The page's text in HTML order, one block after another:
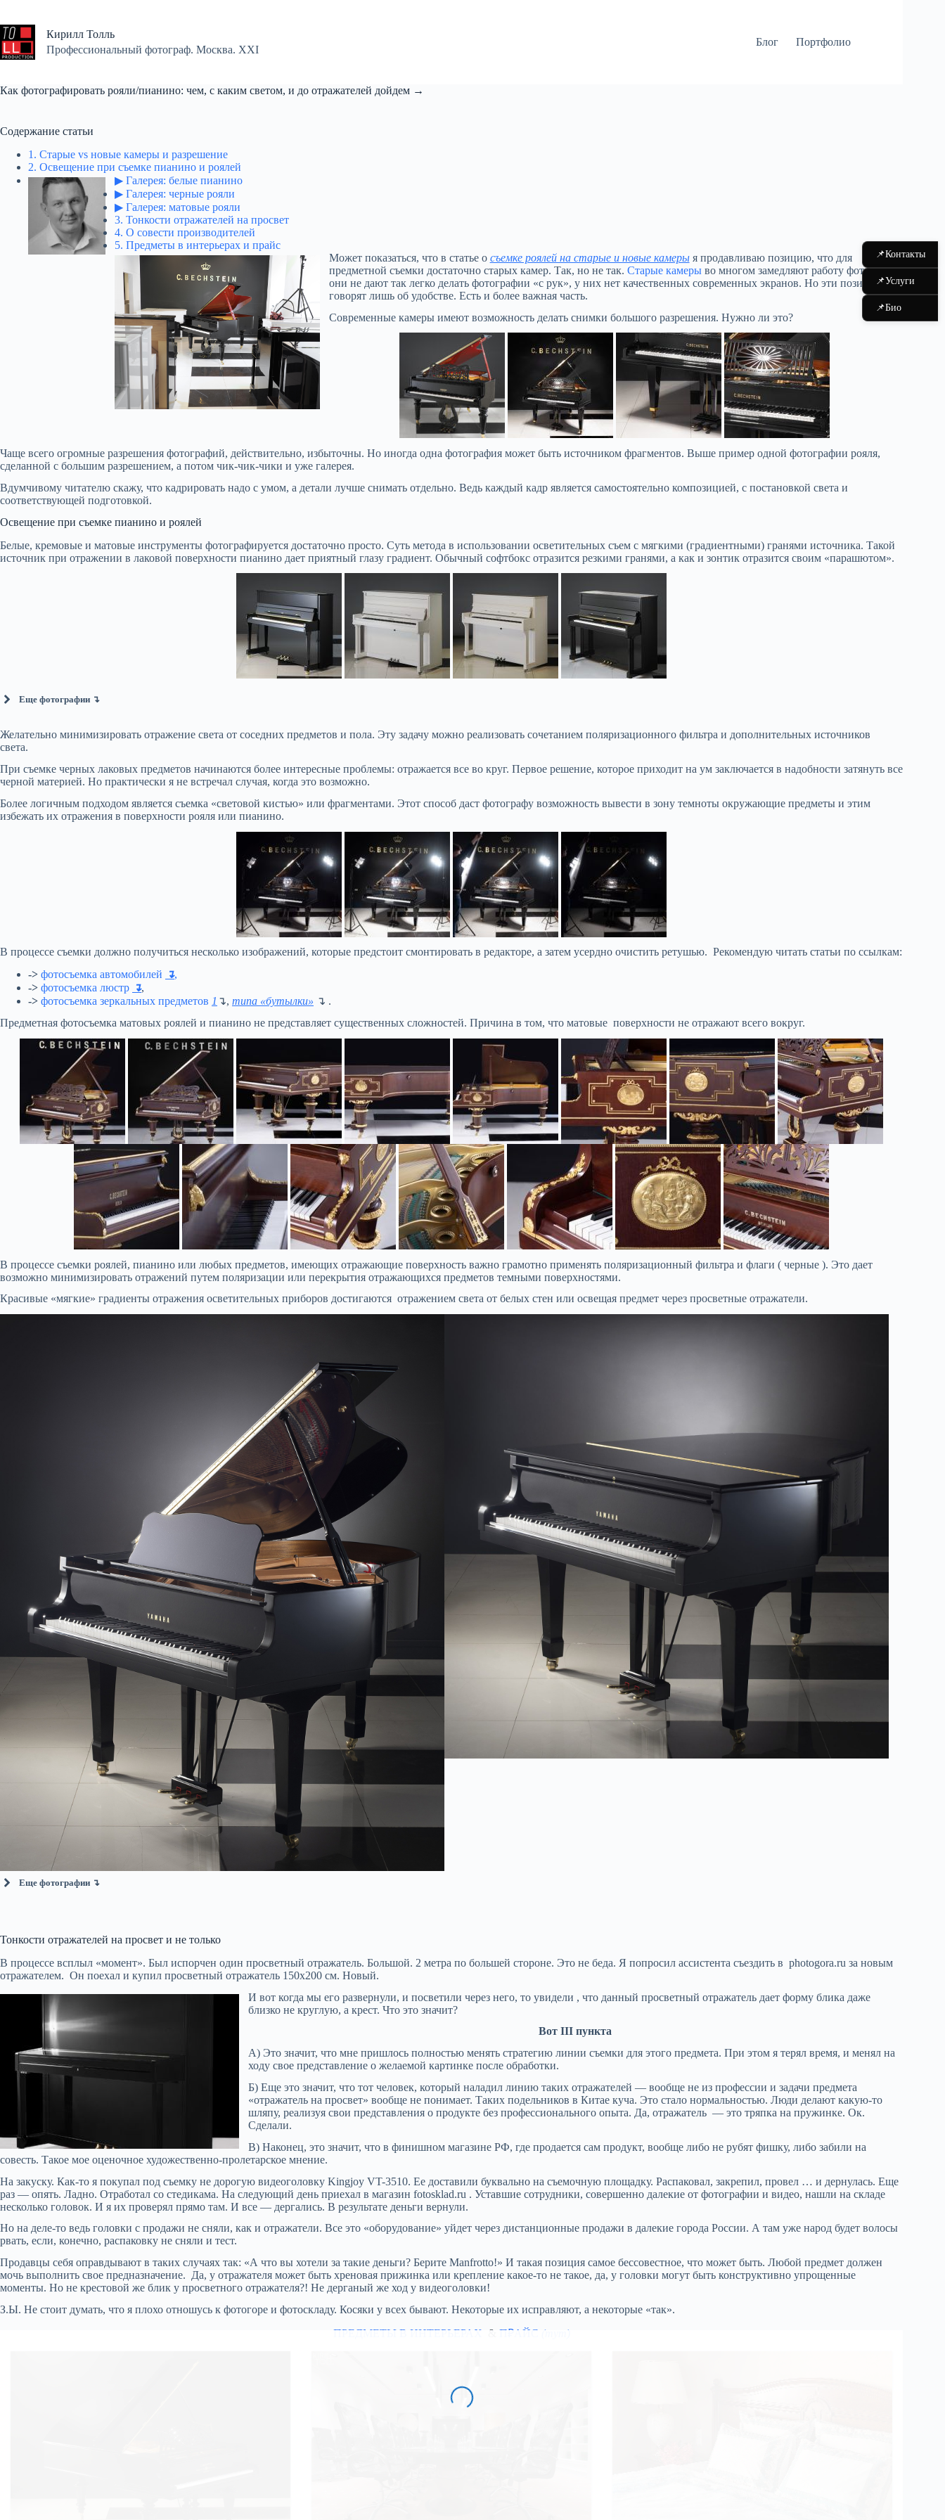
сути
Кирилл Толль
Профессиональный фотограф. Москва. XXI
Блог Портфолио
Как фотографировать рояли/пианино: чем, с каким светом, и до отражателей дойдем →
Содержание статьи
1. Старые vs новые камеры и разрешение
2. Освещение при съемке пианино и роялей
▶ Галерея: белые пианино
▶ Галерея: черные рояли
▶ Галерея: матовые рояли
3. Тонкости отражателей на просвет
4. О совести производителей
5. Предметы в интерьерах и прайс
Может показаться, что в статье о съемке роялей на старые и новые камерыя продавливаю позицию, что для
предметной съемки достаточно старых камер. Так, но не так. Старые камерыво многом замедляют работу фотографа:
они не дают так легко делать фотографии «с рук», у них нет качественных современных экранов. Но эти позиции
говорят лишь об удобстве. Есть и более важная часть.
Современные камеры имеют возможность делать снимки большого разрешения. Нужно ли это?
Чаще всего огромные разрешения фотографий, действительно, избыточны. Но иногда одна фотография может быть источником фрагментов. Выше пример одной фотографии рояля,
сделанной с большим разрешением, а потом чик-чик-чики и уже галерея.
Вдумчивому читателю скажу, что кадрировать надо с умом, а детали лучше снимать отдельно. Ведь каждый кадр является самостоятельно композицией, с постановкой света и
соответствующей подготовкой.
Освещение при съемке пианино и роялей
Белые, кремовые и матовые инструменты фотографируется достаточно просто. Суть метода в использовании осветительных съем с мягкими (градиентными) гранями источника. Такой
источник при отражении в лаковой поверхности пианино дает приятный глазу градиент. Обычный софтбокс отразится резкими гранями, а как и зонтик отразится своим «парашютом».
Еще фотографии ↴
Желательно минимизировать отражение света от соседних предметов и пола. Эту задачу можно реализовать сочетанием поляризационного фильтра и дополнительных источников
света.
При съемке черных лаковых предметов начинаются более интересные проблемы: отражается все во круг. Первое решение, которое приходит на ум заключается в надобности затянуть все
черной материей. Но практически я не встречал случая, когда это возможно.
Более логичным подходом является съемка «световой кистью» или фрагментами. Этот способ даст фотографу возможность вывести в зону темноты окружающие предметы и этим
избежать их отражения в поверхности рояля или пианино.
В процессе съемки должно получиться несколько изображений, которые предстоит смонтировать в редакторе, а затем усердно очистить ретушью. Рекомендую читать статьи по ссылкам:
-> фотосъемка автомобилей ↴,
-> фотосъемка люстр ↴,
-> фотосъемка зеркальных предметов 1 ↴, типа «бутылки» ↴ .
Предметная фотосъемка матовых роялей и пианино не представляет существенных сложностей. Причина в том, что матовые поверхности не отражают всего вокруг.
В процессе съемки роялей, пианино или любых предметов, имеющих отражающие поверхность важно грамотно применять поляризационный фильтра и флаги ( черные ). Это дает
возможно минимизировать отражений путем поляризации или перекрытия отражающихся предметов темными поверхностями.
Красивые «мягкие» градиенты отражения осветительных приборов достигаются отражением света от белых стен или освещая предмет через просветные отражатели.
Еще фотографии ↴
Тонкости отражателей на просвет и не только
В процессе всплыл «момент». Был испорчен один просветный отражатель. Большой. 2 метра по большей стороне. Это не беда. Я попросил ассистента съездить в photogora.ru за новым
отражателем. Он поехал и купил просветный отражатель 150х200 см. Новый.
И вот когда мы его развернули, и посветили через него, то увидели , что данный просветный отражатель дает форму блика даже
близко не круглую, а крест. Что это значит?
Вот III пункта
А) Это значит, что мне пришлось полностью менять стратегию линии съемки для этого предмета. При этом я терял время, и менял на
ходу свое представление о желаемой картинке после обработки.
Б) Еще это значит, что тот человек, который наладил линию таких отражателей — вообще не из профессии и задачи предмета
«отражатель на просвет» вообще не понимает. Таких подельников в Китае куча. Это стало нормальностью. Люди делают какую-то
шляпу, реализуя свои представления о продукте без профессионального опыта. Да, отражатель — это тряпка на пружинке. Ок.
Сделали.
В) Наконец, это значит, что в финишном магазине РФ, где продается сам продукт, вообще либо не рубят фишку, либо забили на
совесть. Такое мое оценочное художественно-пролетарское мнение.
На закуску. Как-то я покупал под съемку не дорогую видеоголовку Kingjoy VT-3510. Ее доставили буквально на съемочную площадку. Распаковал, закрепил, провел … и дернулась. Еще
раз — опять. Ладно. Отработал со стедикама. На следующий день приехал в магазин fotosklad.ru . Уставшие сотрудники, совершенно далекие от фотографии и видео, нашли на складе
несколько головок. И я их проверял прямо там. И все — дергались. В результате деньги вернули.
Но на деле-то ведь головки с продажи не сняли, как и отражатели. Все это «оборудование» уйдет через дистанционные продажи в далекие города России. А там уже народ будет волосы
рвать, если, конечно, распаковку не сняли и тест.
Продавцы себя оправдывают в таких случаях так: «А что вы хотели за такие деньги? Берите Manfrotto!» И такая позиция самое бессовестное, что может быть. Любой предмет должен
мочь выполнить свое предназначение. Да, у отражателя может быть хреновая прижинка или крепление какое-то не такое, да, у головки могут быть конструктивно упрощенные
моменты. Но не крестовой же блик у просветного отражателя?! Не дерганый же ход у видеоголовки!
З.Ы. Не стоит думать, что я плохо отношусь к фотогоре и фотоскладу. Косяки у всех бывают. Некоторые их исправляют, а некоторые «так».
ПРЕДМЕТЫ В ИНТЕРЬЕРАХ & П₽АЙС (тут)
📌Контакты
📌Услуги
📌Био